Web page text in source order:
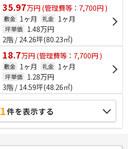
35.97万円(管理費等：7,700円 )
敷金 1ヶ月 礼金 1ヶ月
坪単価 1.48万円
2階 / 24.26坪(80.23㎡)
18.7万円(管理費等：7,700円 )
敷金 1ヶ月 礼金 1ヶ月
坪単価 1.28万円
3階 / 14.59坪(48.26㎡)
1件を表示する